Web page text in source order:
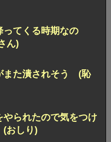
てくる時期なの
ん)
また潰されそう (恥
やられたので気をつけ
おしり)